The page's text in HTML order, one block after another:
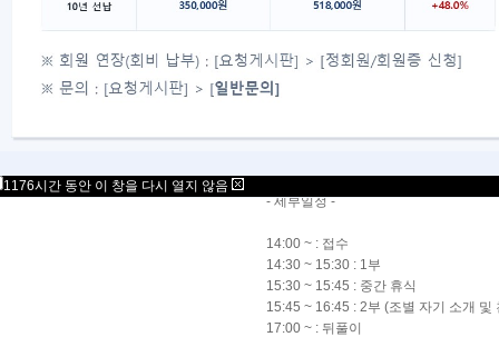
<OT 안내>
1. 일시 : 2025년 5월 17일 토요일, 오후
- 세부일정 -
14:00 ~ : 접수
14:30 ~ 15:30 : 1부
15:30 ~ 15:45 : 중간 휴식
15:45 ~ 16:45 : 2부 (조별 자기 소개 및
17:00 ~ : 뒤풀이
1176시간 동안 이 창을 다시 열지 않음